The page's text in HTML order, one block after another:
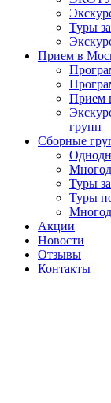
Туры
Прием в
Прием
групп
Сборные
Туры
Туры
Акции
Новости
Отзывы
Контакты